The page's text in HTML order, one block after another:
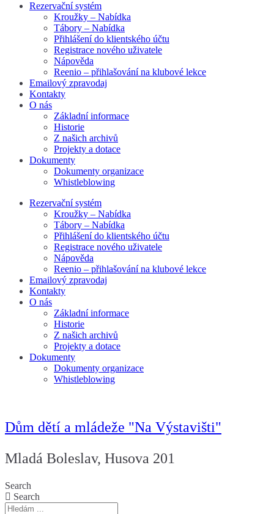
Rezervační systém
Kroužky – Nabídka
Tábory – Nabídka
Přihlášení do klientského účtu
Registrace nového uživatele
Nápověda
Reenio – přihlašování na klubové lekce
Emailový zpravodaj
Kontakty
O nás
Základní informace
Historie
Z našich archivů
Projekty a dotace
Dokumenty
Dokumenty organizace
Whistleblowing
Rezervační systém
Kroužky – Nabídka
Tábory – Nabídka
Přihlášení do klientského účtu
Registrace nového uživatele
Nápověda
Reenio – přihlašování na klubové lekce
Emailový zpravodaj
Kontakty
O nás
Základní informace
Historie
Z našich archivů
Projekty a dotace
Dokumenty
Dokumenty organizace
Whistleblowing
Dům dětí a mládeže "Na Výstavišti"
Mladá Boleslav, Husova 201
Search
Search